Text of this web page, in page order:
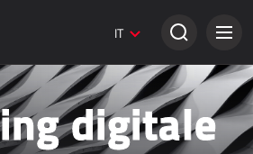
IT
digitale